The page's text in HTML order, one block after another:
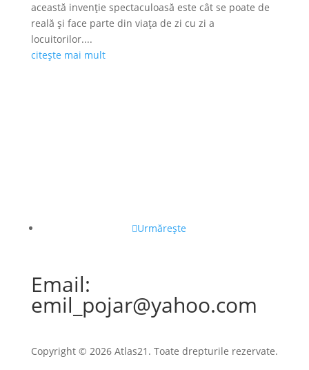
această invenție spectaculoasă este cât se poate de
reală și face parte din viața de zi cu zi a
locuitorilor....
citește mai mult
Urmărește
Email:
emil_pojar@yahoo.com
Copyright © 2026 Atlas21. Toate drepturile rezervate.